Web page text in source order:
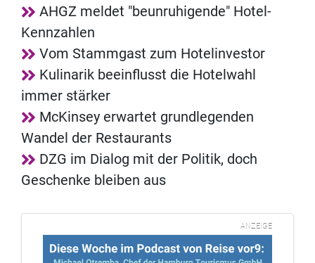
AHGZ meldet "beunruhigende" Hotel-
Kennzahlen
Vom Stammgast zum Hotelinvestor
Kulinarik beeinflusst die Hotelwahl
immer stärker
McKinsey erwartet grundlegenden
Wandel der Restaurants
DZG im Dialog mit der Politik, doch
Geschenke bleiben aus
ANZEIGE